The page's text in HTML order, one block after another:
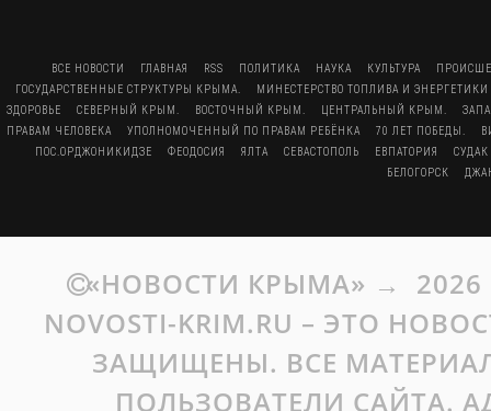
ВСЕ НОВОСТИ ГЛАВНАЯ RSS ПОЛИТИКА НАУКА КУЛЬТУРА
ГОСУДАРСТВЕННЫЕ СТРУКТУРЫ КРЫМА.
МИНЕСТЕРСТВО ТОПЛИВА И
ЗДОРОВЬЕ
СЕВЕРНЫЙ КРЫМ. ВОСТОЧНЫЙ КРЫМ. ЦЕНТРАЛЬНЫЙ КРЫМ.
ПРАВАМ ЧЕЛОВЕКА
УПОЛНОМОЧЕННЫЙ ПО ПРАВАМ РЕБЁНКА 70 ЛЕТ ПОБЕДЫ.
ПОС.ОРДЖОНИКИДЗЕ
ФЕОДОСИЯ ЯЛТА СЕВАСТОПОЛЬ ЕВПАТОРИЯ
СУДАК
БЕЛОГОРСК
«НОВОСТИ КРЫМА» → 2026
NOVOSTI-KRIM.RU – ЭТО
ЗАЩИЩЕНЫ. ВСЕ
ПОЛЬЗОВАТЕЛИ САЙТА.